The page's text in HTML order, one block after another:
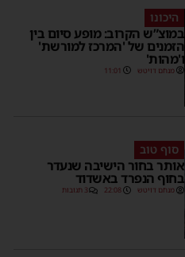
היכונו
במוצ”ש הקרוב: מופע סיום בין
הזמנים של 'המרכז למורשת'
ו'מהות'
מנחם דויטש 11:01
סוף טוב
אותר בחור הישיבה שנעדר
בחוף הנפרד באשדוד
מנחם דויטש 22:08 3 תגובות